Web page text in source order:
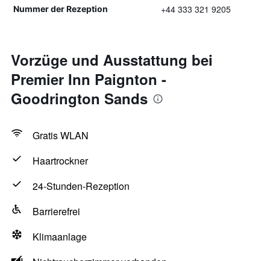
Nummer der Rezeption +44 333 321 9205
Vorzüge und Ausstattung bei
Premier Inn Paignton -
Goodrington Sands
Gratis WLAN
Haartrockner
24-Stunden-Rezeption
Barrierefrei
Klimaanlage